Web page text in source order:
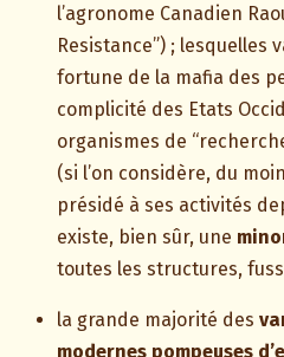
l’agronome Canadien
Resistance”) ; lesquelles
fortune de la mafia des
complicité des Etats
organismes de
(si l’on considère, du
présidé à ses activités
existe, bien sûr, une
toutes les structures,
la grande majorité des
modernes pompeuses